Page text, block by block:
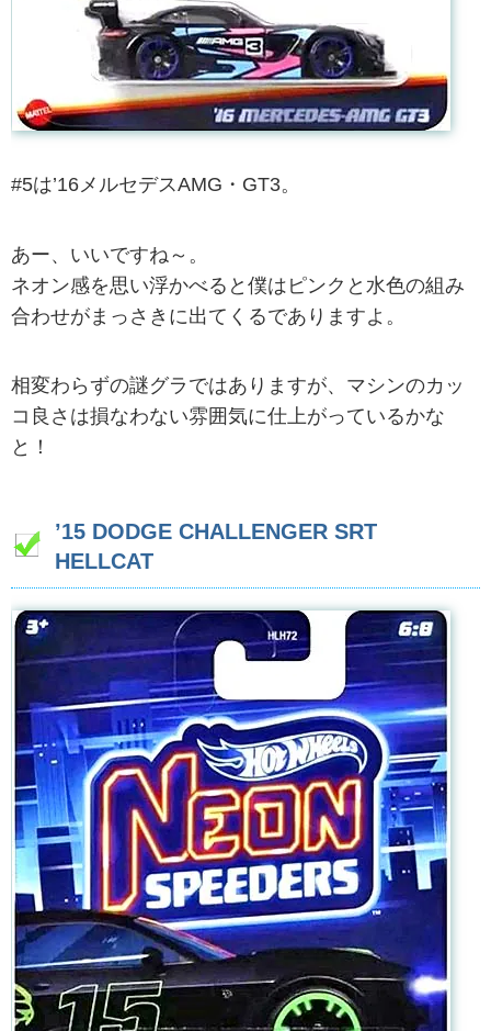
#5は’16メルセデスAMG・GT3。
あー、いいですね～。
ネオン感を思い浮かべると僕はピンクと水色の組み
合わせがまっさきに出てくるでありますよ。
相変わらずの謎グラではありますが、マシンのカッ
コ良さは損なわない雰囲気に仕上がっているかな
と！
’15 DODGE CHALLENGER SRT
HELLCAT